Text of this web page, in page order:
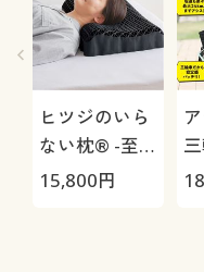
ヒツジのいら
ない枕® -至
極-
15,800円